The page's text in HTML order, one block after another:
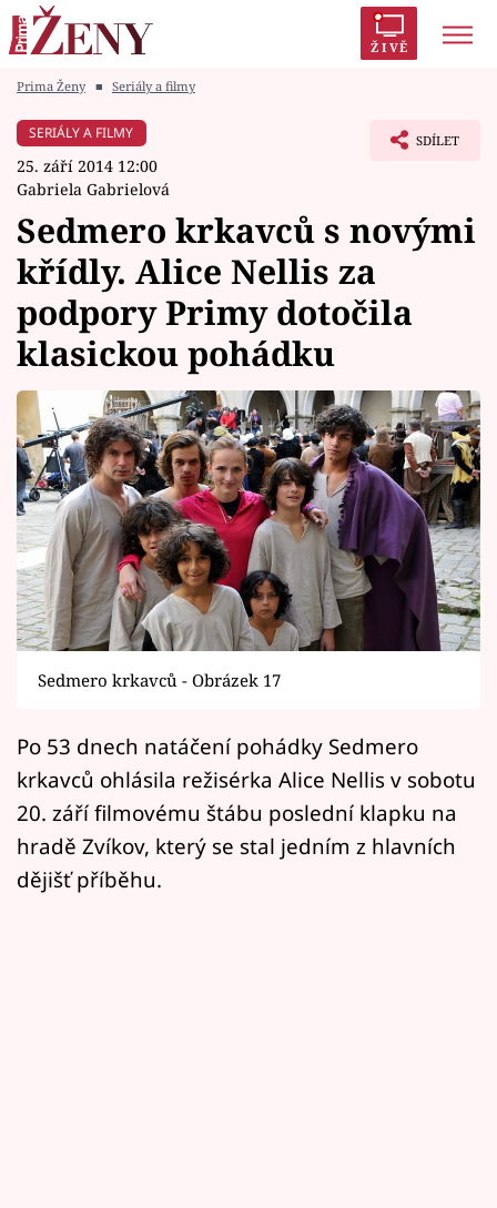
ŽIVĚ
Módní alarm
Témata
Celebrity
Vztahy
Seriály
Horoskopy
Sledujte prima+
Filmový festival Karlovy Vary
Přihlášení
Sledujte nás
Prima Ženy ■ Seriály a filmy
SERIÁLY A FILMY
25. září 2014 12:00
Gabriela Gabrielová
SDÍLET
Sedmero krkavců s novými
křídly. Alice Nellis za
podpory Primy dotočila
klasickou pohádku
Sedmero krkavců - Obrázek 17
Po 53 dnech natáčení pohádky Sedmero
krkavců ohlásila režisérka Alice Nellis v sobotu
20. září filmovému štábu poslední klapku na
hradě Zvíkov, který se stal jedním z hlavních
dějišť příběhu.